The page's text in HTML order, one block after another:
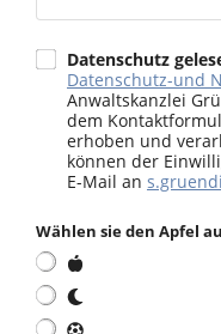
Datenschutz
Datenschutz-und
Anwaltskanzlei
dem
erhoben und
können der
E-Mail an
Wählen sie den Apfel